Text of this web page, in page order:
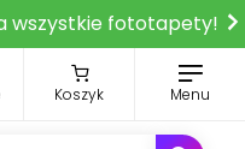
wszystkie fototapety!
Koszyk Menu